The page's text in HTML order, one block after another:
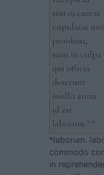
sint occaecat
cupidatat non
proident,
sunt in culpa
qui officia
deserunt
mollit anim
id est
laborum.**
*laborum.
commodo
in